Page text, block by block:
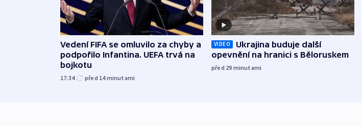
Vedení FIFA se omluvilo za chyby a
podpořilo Infantina. UEFA trvá na
bojkotu
17:34 před 14minutami
VIDEO
Ukrajina buduje další
opevnění na hranici s Běloruskem
před 29 minutami